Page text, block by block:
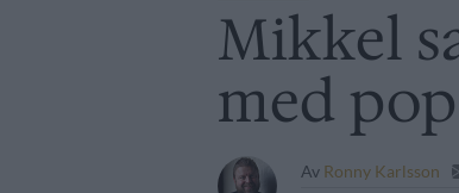
Mikkel
med
Av Ronny Karlsson